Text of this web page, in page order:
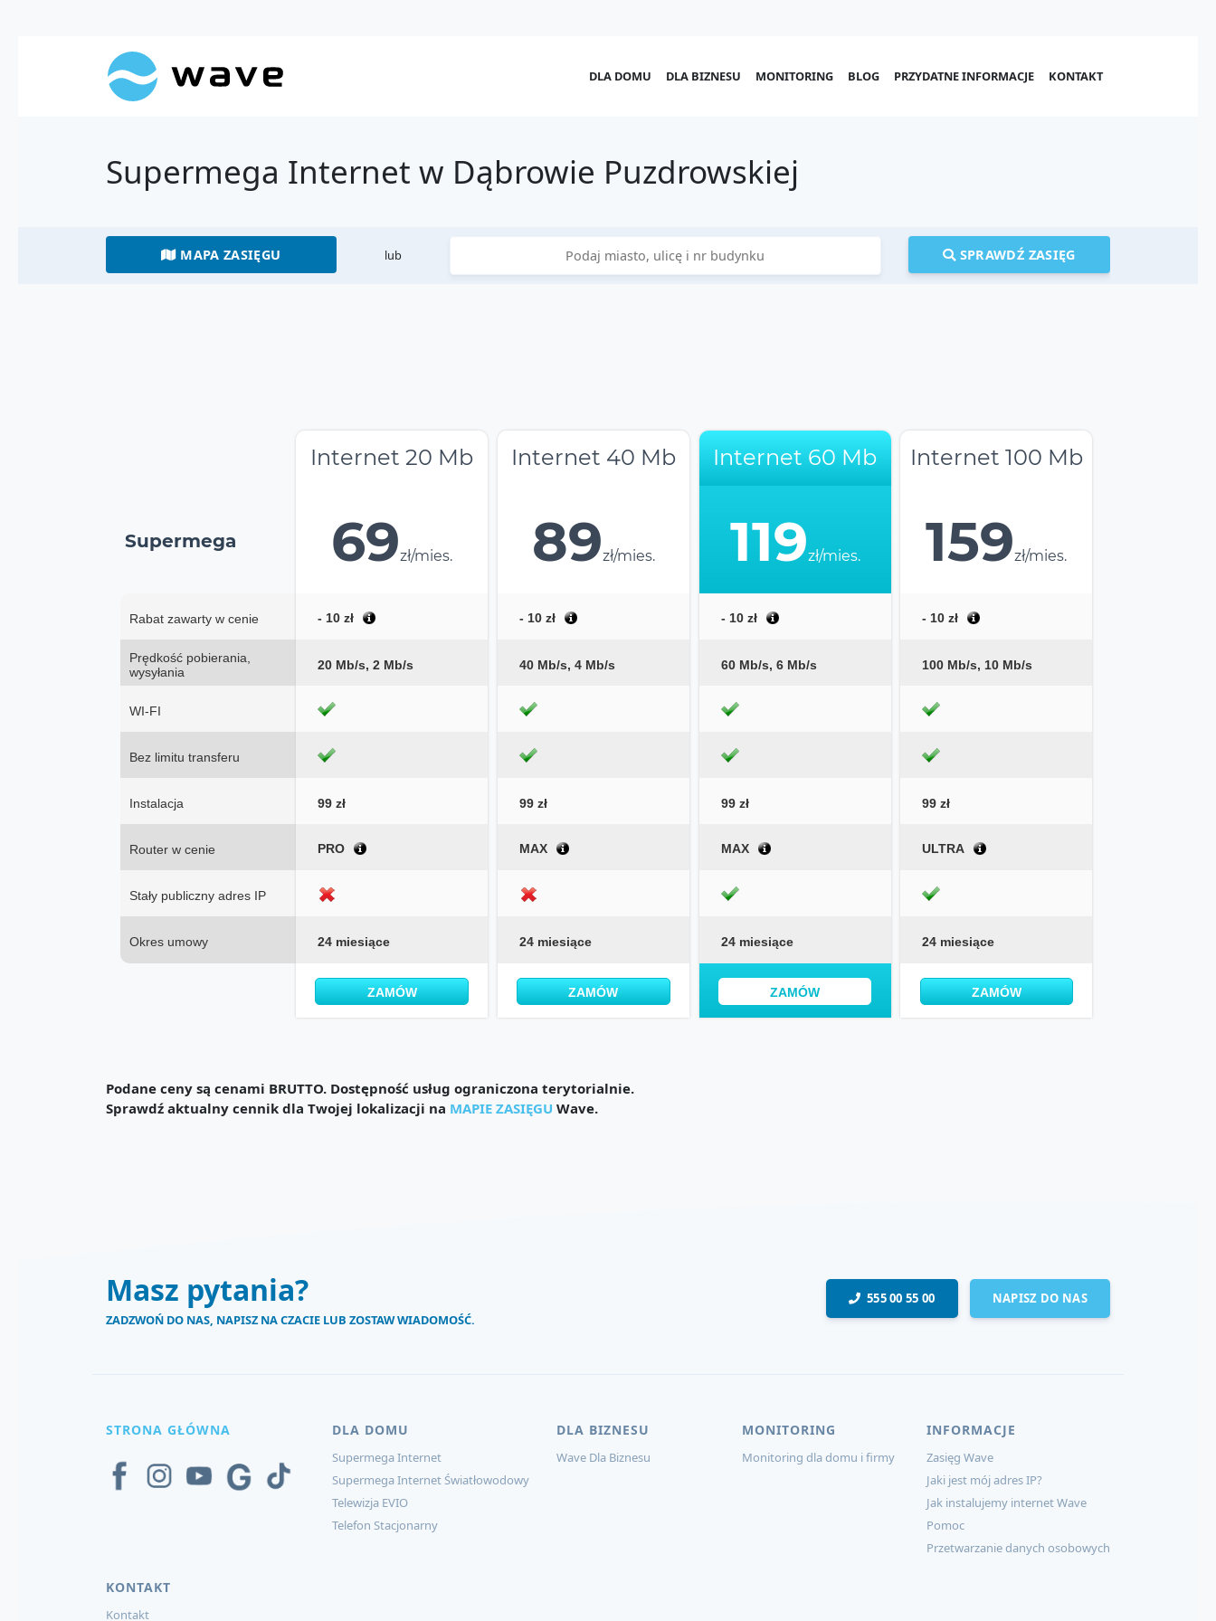
DLA DOMU DLA BIZNESU MONITORING BLOG PRZYDATNE INFORMACJE KONTAKT
Supermega Internet w Dąbrowie Puzdrowskiej
MAPA ZASIĘGU lub SPRAWDŹ ZASIĘG
Supermega
Rabat zawarty w cenie
Prędkość pobierania,
wysyłania
WI-FI
Bez limitu transferu
Instalacja
Router w cenie
Stały publiczny adres IP
Okres umowy
Internet 20 Mb
69zł/mies.
- 10 zł
20 Mb/s, 2 Mb/s
99 zł
PRO
24 miesiące
ZAMÓW
Internet 40 Mb
89zł/mies.
- 10 zł
40 Mb/s, 4 Mb/s
99 zł
MAX
24 miesiące
ZAMÓW
Internet 60 Mb
119zł/mies.
- 10 zł
60 Mb/s, 6 Mb/s
99 zł
MAX
24 miesiące
ZAMÓW
Internet 100 Mb
159zł/mies.
- 10 zł
100 Mb/s, 10 Mb/s
99 zł
ULTRA
24 miesiące
ZAMÓW
Podane ceny są cenami BRUTTO. Dostępność usług ograniczona terytorialnie.
Sprawdź aktualny cennik dla Twojej lokalizacji na MAPIE ZASIĘGU Wave.
Masz pytania?
ZADZWOŃ DO NAS, NAPISZ NA CZACIE LUB ZOSTAW WIADOMOŚĆ.
555 00 55 00 NAPISZ DO NAS
STRONA GŁÓWNA DLA DOMU
Supermega Internet
Supermega Internet Światłowodowy
Telewizja EVIO
Telefon Stacjonarny
DLA BIZNESU
Wave Dla Biznesu
MONITORING
Monitoring dla domu i firmy
INFORMACJE
Zasięg Wave
Jaki jest mój adres IP?
Jak instalujemy internet Wave
Pomoc
Przetwarzanie danych osobowych
KONTAKT
Kontakt